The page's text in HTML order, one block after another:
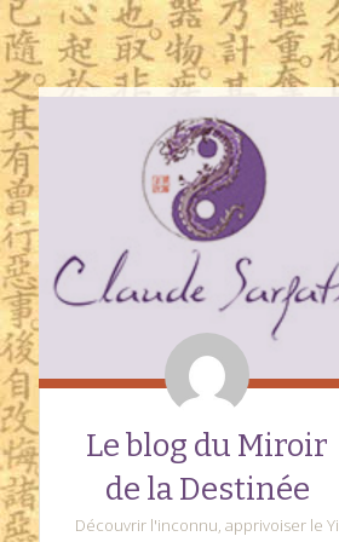
Le blog du Miroir
de la Destinée
Découvrir l'inconnu, apprivoiser le Yi